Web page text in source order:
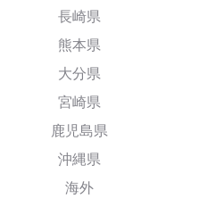
長崎県
熊本県
大分県
宮崎県
鹿児島県
沖縄県
海外